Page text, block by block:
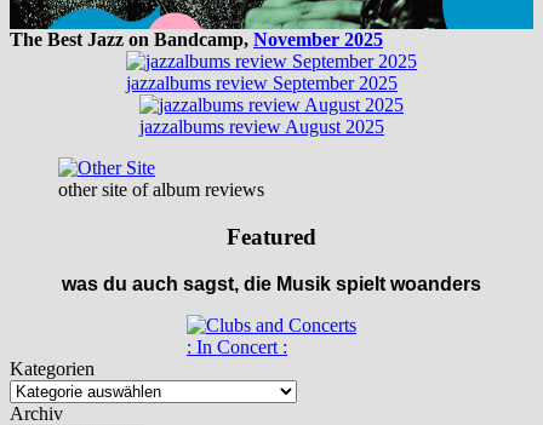
The Best Jazz on Bandcamp, November 2025
jazzalbums review September 2025
jazzalbums review August 2025
other site of album reviews
Featured
was du auch sagst, die Musik spielt woanders
: In Concert :
Kategorien
Archiv